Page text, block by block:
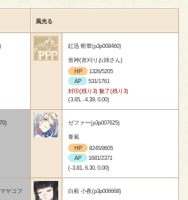
風光る
紅迅 斬華(p3p008460)
首神(首刈りお姉さん)
HP
1326/5205
AP
531/1761
封印(残り3) 魅了(残り3)
(3.65, -4.39, 0.00)
ゼファー(p3p007625)
青嵐
HP
8245/8605
AP
1681/2371
(-3.81, 6.30, 0.00)
ヤコフ
白薊 小夜(p3p006668)